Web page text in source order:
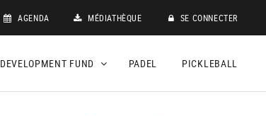
AGENDA MÉDIATHÈQUE SE CONNECTER
DEVELOPMENT FUND PADEL PICKLEBALL